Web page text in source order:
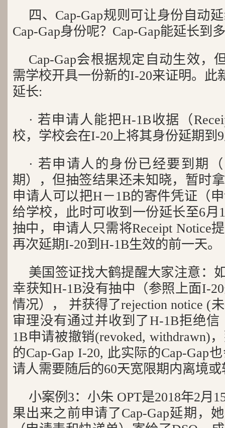
四、Cap-Gap规则可让身份自动
Cap-Gap身份呢？Cap-Gap能延长到
Cap-Gap会根据规定自动生效，
需学校开具一份新的I-20来证明。此
延长:
· 若申请人能把H-1B收据（
校，学校会在I-20上将其身份延期到
· 若申请人的身份已经要到期
期），但抽签结果还未知晓，暂时
申请人可以把H－1B的寄件凭证（
给学校，此时可收到一份延长至6月
抽中，申请人只需将Receipt Notice
再次延期I-20到H-1B生效的前一天。
美国签证找大鹤提醒大家注意：
幸获知H-1B没有抽中（参照上面I-
情况）， 并获得了rejection notice (
审理没有通过并收到了H-1B拒绝信
1B申请被撤销(revoked, withdrawn)
的Cap-Gap I-20, 此实际的Cap-Gap
请人需要随后的60天宽限期内离境
小案例3：小朱 OPT是2018年2月
果出来之前申请了Cap-Gap延期，